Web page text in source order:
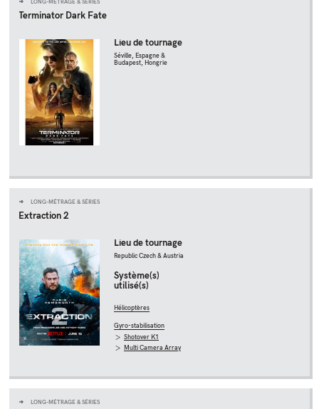
LONG-MÉTRAGE & SÉRIES
Terminator Dark Fate
Lieu de tournage
Séville, Espagne &
Budapest, Hongrie
LONG-MÉTRAGE & SÉRIES
Extraction 2
Lieu de tournage
Republic Czech & Austria
Système(s)
utilisé(s)
Hélicoptères
Gyro-stabilisation
Shotover K1
Multi Camera Array
LONG-MÉTRAGE & SÉRIES